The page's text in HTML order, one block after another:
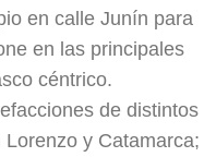
en calle Junín para
en las principales
céntrico.
de distintos
y Catamarca;